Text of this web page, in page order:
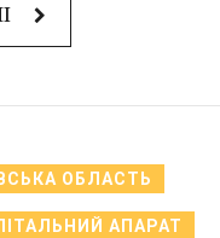
ОБЛАСТЬ
АПАРАТ